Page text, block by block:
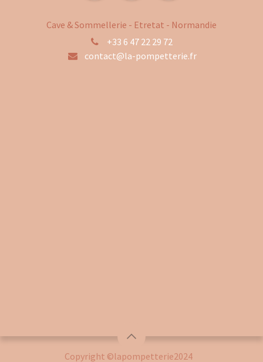
Cave & Sommellerie - Etretat - Normandie
+33 6 47 22 29 72
contact@la-pompetterie.fr
Copyright ©lapompetterie2024